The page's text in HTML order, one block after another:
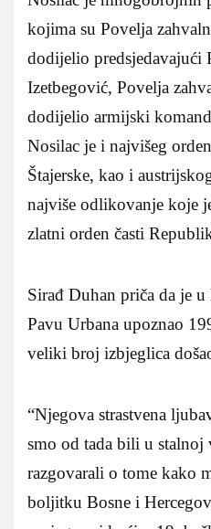
kojima su Povelja
dodijelio predsjedavajući
Izetbegović, Povelja
dodijelio armijski
Nosilac je i najvišeg
Štajerske, kao i
najviše odlikovanje koje
zlatni orden časti
Sirađ Duhan priča da je
Pavu Urbana upoznao
veliki broj izbjeglica
“Njegova strastvena
smo od tada bili u stalnoj
razgovarali o tome kako
boljitku Bosne i